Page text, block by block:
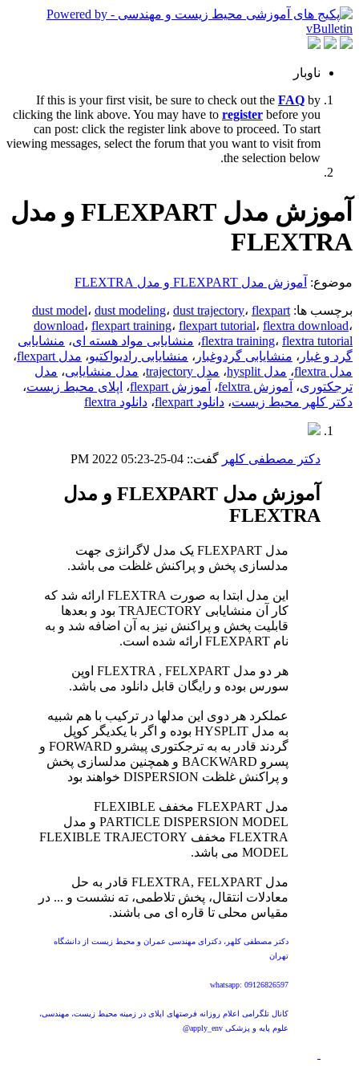
ناوبار
If this is your first visit, be sure to check out the FAQ by
clicking the link above. You may have to register before you
can post: click the register link above to proceed. To start
viewing messages, select the forum that you want to visit from
the selection below.
آموزش مدل FLEXPART و مدل
FLEXTRA
موضوع: آموزش مدل FLEXPART و مدل FLEXTRA
برچسب ها: dust model، dust modeling، dust trajectory، flexpart
download، flexpart training، flexpart tutorial، flextra download،
flextra training، flextra tutorial ، منشایابی مواد هسته ای، منشایابی
گرد و غبار ، منشایابی گردوغبار ، منشایابی رادیواکتیو، مدل flexpart
،
مدل flextra
، مدل hysplit ، مدل trajectory ، مدل منشایابی، مدل
ترجکتوری، آموزش felxtra ، آموزش flexpart ، اپلای محیط زیست،
دکتر کلهر محیط زیست، دانلود flexpart ، دانلود flextra
دکتر مصطفی کلهر گفت:: 04-25-2022
05:23 PM
آموزش مدل FLEXPART و مدل
FLEXTRA
مدل FLEXPART یک مدل لاگرانژی جهت
مدلسازی پخش و پراکنش غلظت می باشد.
این مدل ابتدا به صورت FLEXTRA ارائه شد که
کار آن منشایابی TRAJECTORY بود و بعدها
قابلیت پخش و پراکنش نیز به آن اضافه شد و به
نام FLEXPART ارائه شده است.
هر دو مدل FLEXTRA , FELXPART اوپن
سورس بوده و رایگان قابل دانلود می باشد.
عملکرد هر دوی این مدلها در ترکیب با هم شبیه
به مدل HYSPLIT بوده و اگر با یکدیگر کوپل
گردند قادر به به ترجکتوری پیشرو FORWARD و
پسرو BACKWARD و همچنین مدلسازی پخش
و پراکنش غلظت DISPERSION خواهند بود
مدل FLEXPART مخفف FLEXIBLE
PARTICLE DISPERSION MODEL و مدل
FLEXTRA مخفف FLEXIBLE TRAJECTORY
MODEL می باشد.
مدل FLEXTRA, FELXPART قادر به حل
معادلات انتقال، پخش تلاطمی، ته نشست و ... در
مقیاس محلی تا قاره ای می باشند.
دکتر مصطفی کلهر، دکترای مهندسی عمران و محیط زیست از دانشگاه
تهران
whatsapp: 09126826597
کانال تلگرامی اعلام روزانه فرصتهای اپلای در زمینه محیط زیست، مهندسی،
علوم پایه و پزشکی apply_env@